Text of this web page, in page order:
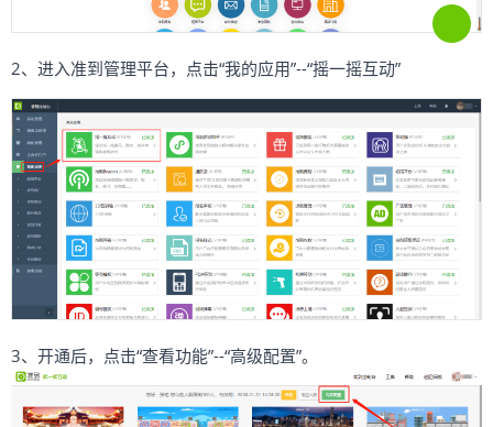
2、进入准到管理平台，点击“我的应用”--“摇一摇互动”
3、开通后，点击“查看功能”--“高级配置”。